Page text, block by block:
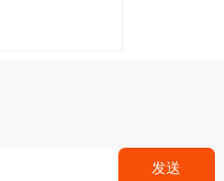
发送